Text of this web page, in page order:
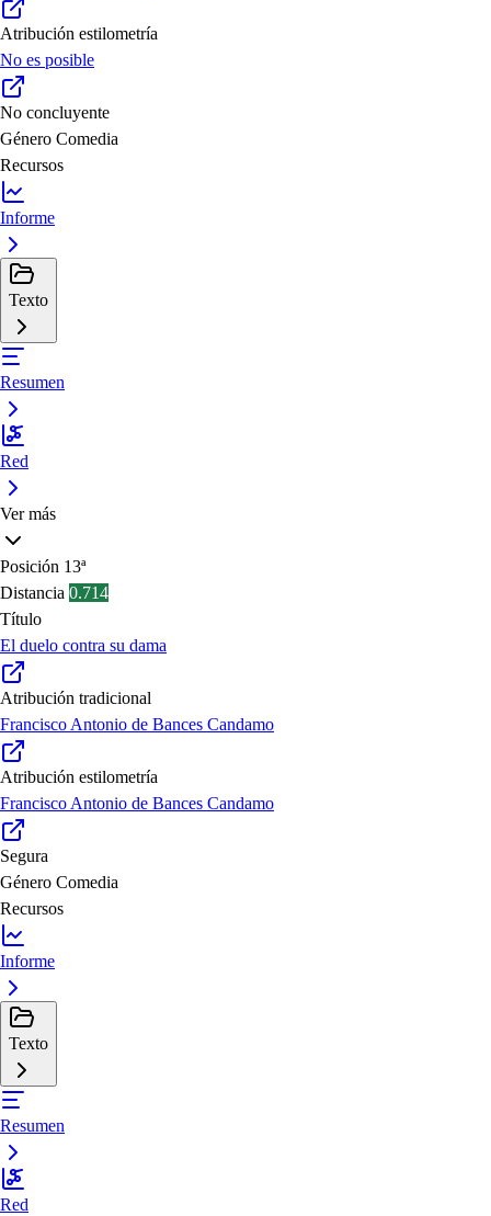
Atribución estilometría
No es posible
No concluyente
Género Comedia
Recursos
Informe
Texto
Resumen
Red
Ver más
Posición 13ª
Distancia 0.714
Título
El duelo contra su dama
Atribución tradicional
Francisco Antonio de Bances Candamo
Atribución estilometría
Francisco Antonio de Bances Candamo
Segura
Género Comedia
Recursos
Informe
Texto
Resumen
Red